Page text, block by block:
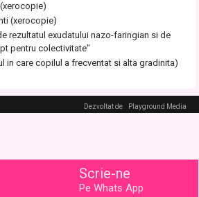
(xerocopie)
rezultatul exudatului nazo-faringian si de
pentru colectivitate"
in care copilul a frecventat si alta gradinita)
Scrie-ne
Pe Whats App
Dezvoltat de Playground Media